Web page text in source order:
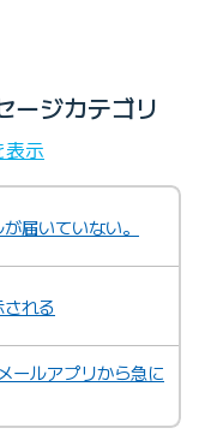
ージカテゴリ
示
届いていない。
れる
ルアプリから急に